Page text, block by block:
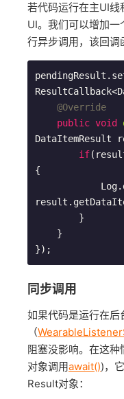
若代码运行在主UI
UI。我们可以增加一
行异步调用，该回调
@Override
public void
DataItemResult
if
{
同步调用
如果代码是运行在后
（
阻塞没影响。在这种
对象调用await())，
Result对象：